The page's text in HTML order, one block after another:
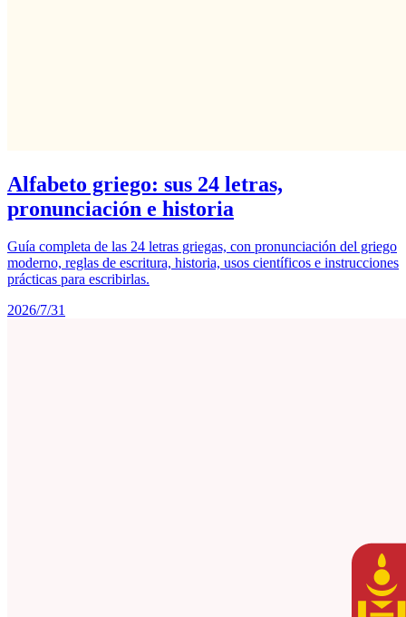
Alfabeto griego: sus 24 letras,
pronunciación e historia
Guía completa de las 24 letras griegas, con pronunciación del griego
moderno, reglas de escritura, historia, usos científicos e instrucciones
prácticas para escribirlas.
2026/7/31